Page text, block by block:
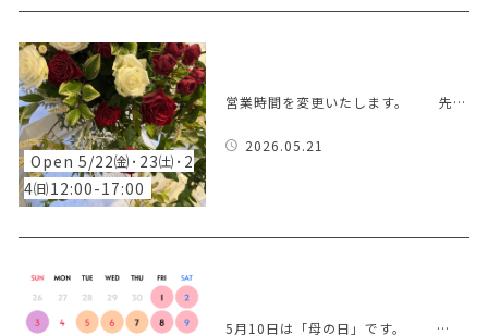
Open 5/22㈮･23㈯･2
4㈰12:00-17:00
営業時間を変更いたします。 先…
2026.05.21
5月10日は「母の日」です。 …